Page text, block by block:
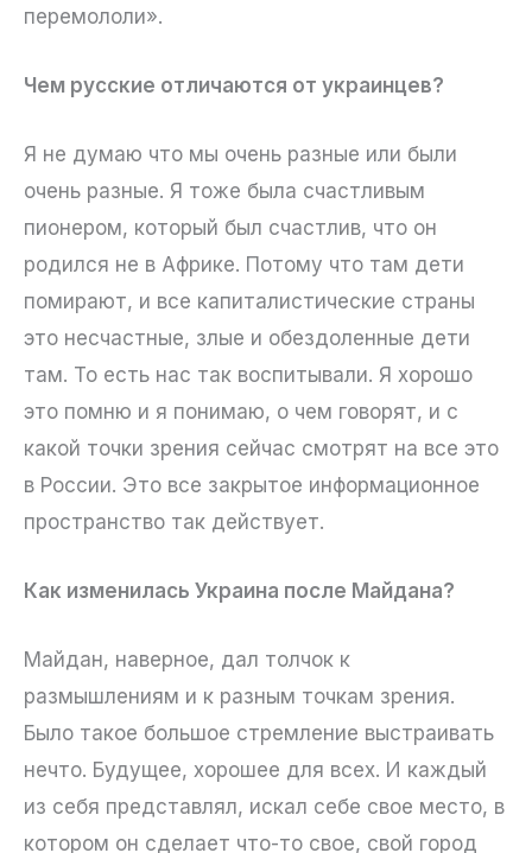
перемололи».
Чем русские отличаются от украинцев?
Я не думаю что мы очень разные или были
очень разные. Я тоже была счастливым
пионером, который был счастлив, что он
родился не в Африке. Потому что там дети
помирают, и все капиталистические страны
это несчастные, злые и обездоленные дети
там. То есть нас так воспитывали. Я хорошо
это помню и я понимаю, о чем говорят, и с
какой точки зрения сейчас смотрят на все это
в России. Это все закрытое информационное
пространство так действует.
Как изменилась Украина после Майдана?
Майдан, наверное, дал толчок к
размышлениям и к разным точкам зрения.
Было такое большое стремление выстраивать
нечто. Будущее, хорошее для всех. И каждый
из себя представлял, искал себе свое место, в
котором он сделает что-то свое, свой город